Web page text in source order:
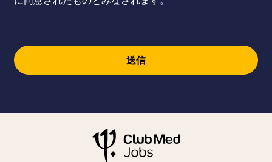
送信